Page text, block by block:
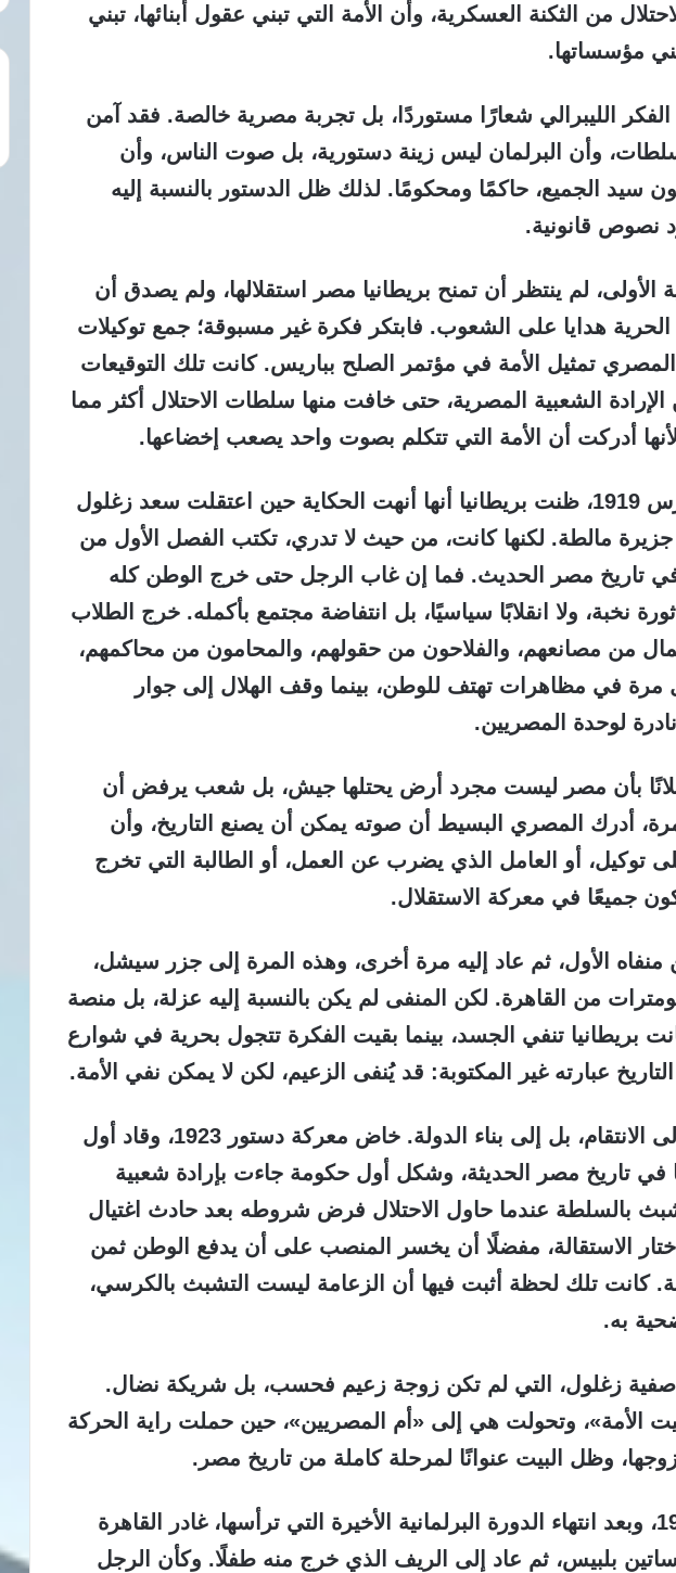
من الثكنة العسكرية، وأن الأمة التي تبني عقول أبنائها، تبني
مؤسساتها.
الفكر الليبرالي شعارًا مستوردًا، بل تجربة مصرية خالصة. فقد آمن
وأن البرلمان ليس زينة دستورية، بل صوت الناس، وأن
سيد الجميع، حاكمًا ومحكومًا. لذلك ظل الدستور بالنسبة إليه
نصوص قانونية.
الأولى، لم ينتظر أن تمنح بريطانيا مصر استقلالها، ولم يصدق أن
الحرية هدايا على الشعوب. فابتكر فكرة غير مسبوقة؛ جمع توكيلات
تمثيل الأمة في مؤتمر الصلح بباريس. كانت تلك التوقيعات
الشعبية المصرية، حتى خافت منها سلطات الاحتلال أكثر مما
أدركت أن الأمة التي تتكلم بصوت واحد يصعب إخضاعها.
وفي الثامن من مارس 1919، ظنت بريطانيا أنها أنهت الحكاية حين اعتقلت سعد زغلول
جزيرة مالطة. لكنها كانت، من حيث لا تدري، تكتب الفصل الأول من
تاريخ مصر الحديث. فما إن غاب الرجل حتى خرج الوطن كله
نخبة، ولا انقلابًا سياسيًا، بل انتفاضة مجتمع بأكمله. خرج الطلاب
من مصانعهم، والفلاحون من حقولهم، والمحامون من محاكمهم،
مرة في مظاهرات تهتف للوطن، بينما وقف الهلال إلى جوار
لوحدة المصريين.
بأن مصر ليست مجرد أرض يحتلها جيش، بل شعب يرفض أن
أدرك المصري البسيط أن صوته يمكن أن يصنع التاريخ، وأن
توكيل، أو العامل الذي يضرب عن العمل، أو الطالبة التي تخرج
جميعًا في معركة الاستقلال.
الأول، ثم عاد إليه مرة أخرى، وهذه المرة إلى جزر سيشل،
من القاهرة. لكن المنفى لم يكن بالنسبة إليه عزلة، بل منصة
بريطانيا تنفي الجسد، بينما بقيت الفكرة تتجول بحرية في شوارع
عبارته غير المكتوبة: قد يُنفى الزعيم، لكن لا يمكن نفي الأمة.
وحين عاد، لم يدعُ إلى الانتقام، بل إلى بناء الدولة. خاض معركة دستور 1923، وقاد أول
في تاريخ مصر الحديثة، وشكل أول حكومة جاءت بإرادة شعبية
بالسلطة عندما حاول الاحتلال فرض شروطه بعد حادث اغتيال
الاستقالة، مفضلًا أن يخسر المنصب على أن يدفع الوطن ثمن
كانت تلك لحظة أثبت فيها أن الزعامة ليست التشبث بالكرسي،
به.
زغلول، التي لم تكن زوجة زعيم فحسب، بل شريكة نضال.
الأمة»، وتحولت هي إلى «أم المصريين»، حين حملت راية الحركة
زوجها، وظل البيت عنوانًا لمرحلة كاملة من تاريخ مصر.
وفي صيف عام 1927، وبعد انتهاء الدورة البرلمانية الأخيرة التي ترأسها، غادر القاهرة
بلبيس، ثم عاد إلى الريف الذي خرج منه طفلًا. وكأن الرجل